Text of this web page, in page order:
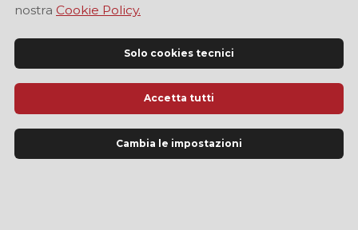
Sito Ufficiale di Informazione Turistica di Modena
nostra Cookie Policy.
Solo cookies tecnici
Accetta tutti
Cambia le impostazioni